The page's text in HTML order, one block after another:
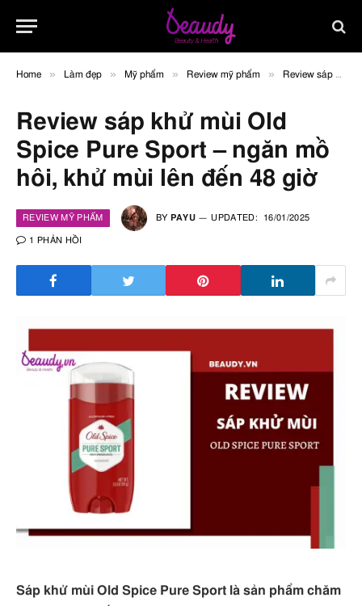
Home » Làm đẹp » Mỹ phẩm » Review mỹ phẩm » Review sáp khử mùi Old Spice Pure Sport – ngăn mồ hôi, khử mùi lên đến 48 giờ
Review sáp khử mùi Old
Spice Pure Sport – ngăn mồ
hôi, khử mùi lên đến 48 giờ
REVIEW MỸ PHẨM BY PAYU UPDATED: 16/01/2025
1 PHẢN HỒI
Sáp khử mùi Old Spice Pure Sport là sản phẩm chăm